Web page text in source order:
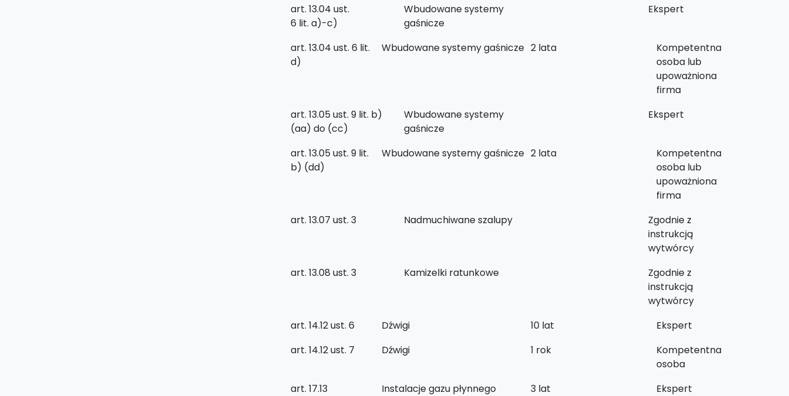
art. 13.04 ust.
6 lit. a)-c)
Wbudowane systemy
gaśnicze
Ekspert
art. 13.04 ust. 6 lit.
d)
Wbudowane systemy gaśnicze 2 lata
Kompetentna
osoba lub
upoważniona
firma
art. 13.05 ust. 9 lit. b)
(aa) do (cc)
Wbudowane systemy
gaśnicze
Ekspert
art. 13.05 ust. 9 lit.
b) (dd)
Wbudowane systemy gaśnicze 2 lata
Kompetentna
osoba lub
upoważniona
firma
art. 13.07 ust. 3
Nadmuchiwane szalupy
Zgodnie z
instrukcją
wytwórcy
art. 13.08 ust. 3
Kamizelki ratunkowe
Zgodnie z
instrukcją
wytwórcy
art. 14.12 ust. 6
Dźwigi 10 lat
Ekspert
art. 14.12 ust. 7
Dźwigi 1 rok
Kompetentna
osoba
art. 17.13
Instalacje gazu płynnego 3 lat
Ekspert